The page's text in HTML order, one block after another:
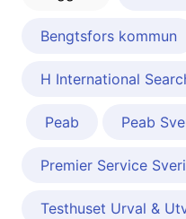
Bengtsfors kommun
H International
Peab Peab
Premier Service
Testhuset Urval &